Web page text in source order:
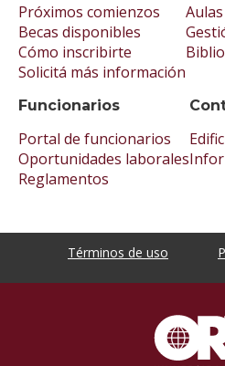
Próximos comienzos
Becas disponibles
Cómo inscribirte
Solicitá más información
Aulas
Funcionarios
Portal de funcionarios
Oportunidades laborales
Reglamentos
Términos de uso